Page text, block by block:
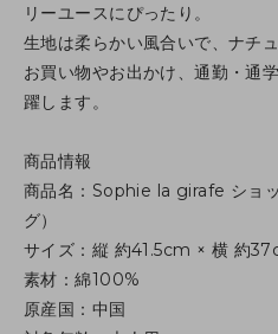
リーユースにぴったり。
生地は柔らかい風合いで、ナチ
お買い物やお出かけ、通勤・通
躍します。
商品情報
商品名：Sophie la girafe ショ
グ）
サイズ：縦 約41.5cm × 横 約
素材：綿100%
原産国：中国